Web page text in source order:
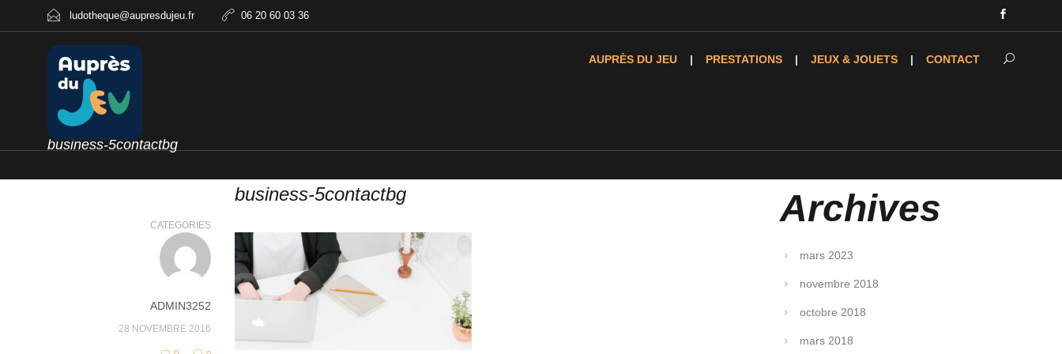
ludotheque@aupresdujeu.fr 06 20 60 03 36
AUPRÈS DU JEU PRESTATIONS JEUX & JOUETS CONTACT
business-5contactbg
business-5contactbg
CATEGORIES
ADMIN3252
28 NOVEMBRE 2016
Archives
mars 2023
novembre 2018
octobre 2018
mars 2018